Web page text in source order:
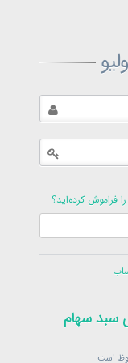
را فراموش کرده‌اید؟
سبد سهام
است
سبد سهام
سبد سهام
است